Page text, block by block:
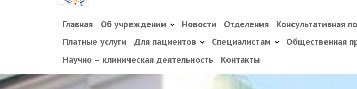
Главная Об учреждении Новости Отделения Консультативная
Платные услуги
Для пациентов Специалистам Общественная
Научно – клиническая деятельность
Контакты